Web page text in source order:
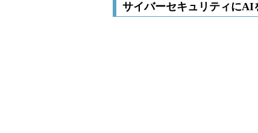
サイバーセキュリティにAI